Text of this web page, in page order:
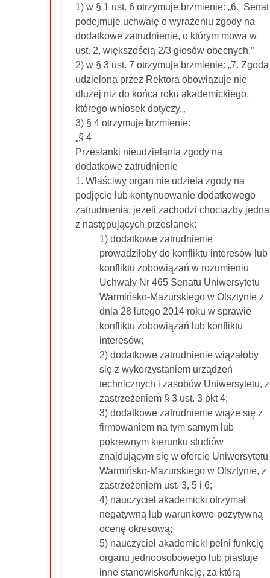
1) w § 1 ust. 6 otrzymuje brzmienie: „6. Senat
podejmuje uchwałę o wyrażeniu zgody na
dodatkowe zatrudnienie, o którym mowa w
ust. 2, większością 2/3 głosów obecnych.”
2) w § 3 ust. 7 otrzymuje brzmienie: „7. Zgoda
udzielona przez Rektora obowiązuje nie
dłużej niż do końca roku akademickiego,
którego wniosek dotyczy.„
3) § 4 otrzymuje brzmienie:
„§ 4
Przesłanki nieudzielania zgody na
dodatkowe zatrudnienie
1. Właściwy organ nie udziela zgody na
podjęcie lub kontynuowanie dodatkowego
zatrudnienia, jeżeli zachodzi chociażby jedna
z następujących przesłanek:
1) dodatkowe zatrudnienie
prowadziłoby do konfliktu interesów lub
konfliktu zobowiązań w rozumieniu
Uchwały Nr 465 Senatu Uniwersytetu
Warmińsko-Mazurskiego w Olsztynie z
dnia 28 lutego 2014 roku w sprawie
konfliktu zobowiązań lub konfliktu
interesów;
2) dodatkowe zatrudnienie wiązałoby
się z wykorzystaniem urządzeń
technicznych i zasobów Uniwersytetu, z
zastrzeżeniem § 3 ust. 3 pkt 4;
3) dodatkowe zatrudnienie wiąże się z
firmowaniem na tym samym lub
pokrewnym kierunku studiów
znajdującym się w ofercie Uniwersytetu
Warmińsko-Mazurskiego w Olsztynie, z
zastrzeżeniem ust. 3, 5 i 6;
4) nauczyciel akademicki otrzymał
negatywną lub warunkowo-pozytywną
ocenę okresową;
5) nauczyciel akademicki pełni funkcję
organu jednoosobowego lub piastuje
inne stanowisko/funkcję, za którą